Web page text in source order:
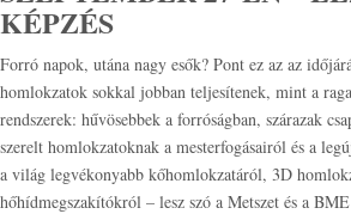
KÉPZÉS
Forró napok, utána nagy esők? Pont ez az az
homlokzatok sokkal jobban teljesítenek, mint a
rendszerek: hűvösebbek a forróságban, szárazak
szerelt homlokzatoknak a mesterfogásairól és a
a világ legvékonyabb kőhomlokzatáról, 3D
hőhídmegszakítókról – lesz szó a Metszet és a